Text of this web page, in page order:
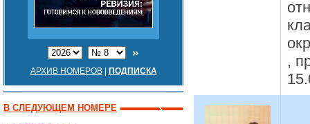
АРХИВ НОМЕРОВ| ПОДПИСКА
В СЛЕДУЮЩЕМ НОМЕРЕ
,